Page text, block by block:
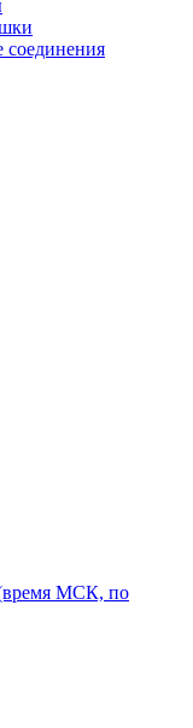
соединения
МСК, по